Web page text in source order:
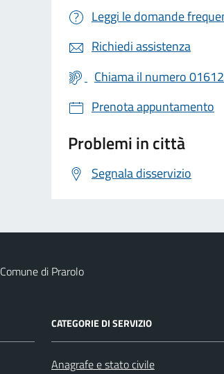
Leggi le domande
Richiedi assistenza
Chiama il numero
Prenota appuntamento
Problemi in città
Segnala disservizio
Comune di Prarolo
CATEGORIE DI SERVIZIO
Anagrafe e stato civile